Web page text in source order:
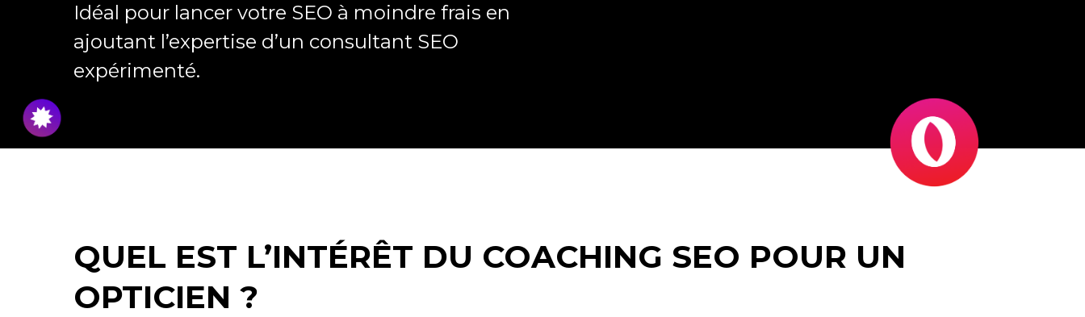
Idéal pour lancer votre SEO à moindre frais en
ajoutant l’expertise d’un consultant SEO
expérimenté.
QUEL EST L’INTÉRÊT DU COACHING SEO POUR UN
OPTICIEN ?